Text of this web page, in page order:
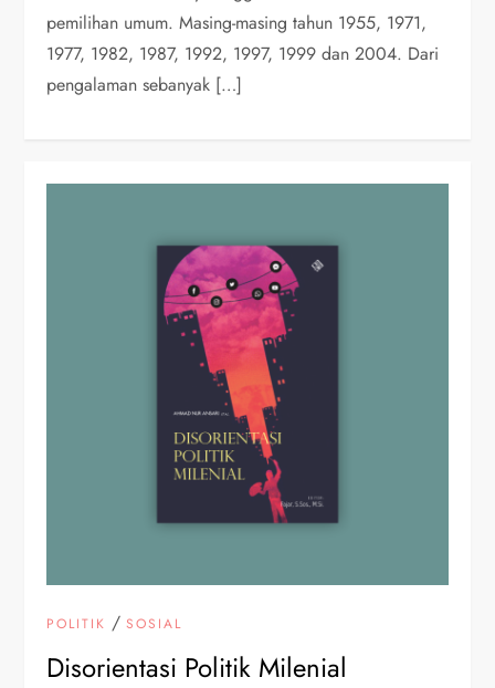
pemilihan umum. Masing-masing tahun 1955, 1971,
1977, 1982, 1987, 1992, 1997, 1999 dan 2004. Dari
pengalaman sebanyak […]
POLITIK /SOSIAL
Disorientasi Politik Milenial